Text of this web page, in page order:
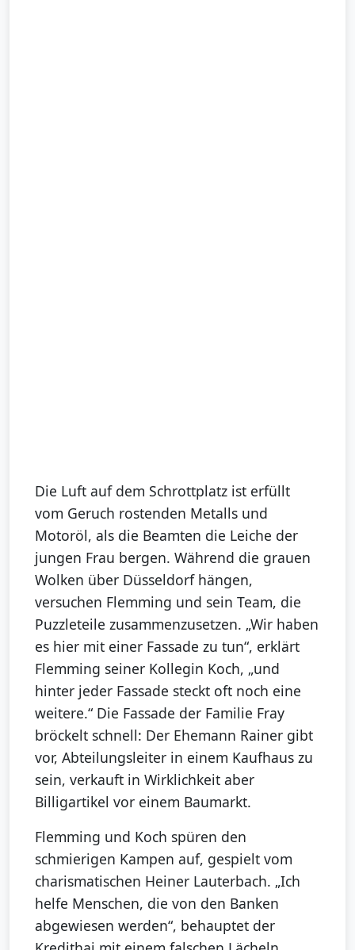
Die Luft auf dem Schrottplatz ist erfüllt
vom Geruch rostenden Metalls und
Motoröl, als die Beamten die Leiche der
jungen Frau bergen. Während die grauen
Wolken über Düsseldorf hängen,
versuchen Flemming und sein Team, die
Puzzleteile zusammenzusetzen. „Wir haben
es hier mit einer Fassade zu tun“, erklärt
Flemming seiner Kollegin Koch, „und
hinter jeder Fassade steckt oft noch eine
weitere.“ Die Fassade der Familie Fray
bröckelt schnell: Der Ehemann Rainer gibt
vor, Abteilungsleiter in einem Kaufhaus zu
sein, verkauft in Wirklichkeit aber
Billigartikel vor einem Baumarkt.
Flemming und Koch spüren den
schmierigen Kampen auf, gespielt vom
charismatischen Heiner Lauterbach. „Ich
helfe Menschen, die von den Banken
abgewiesen werden“, behauptet der